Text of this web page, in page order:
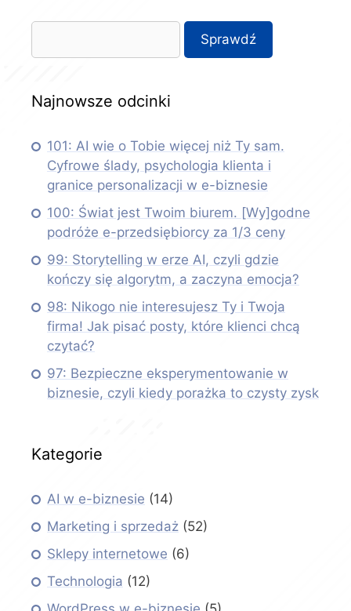
Najnowsze odcinki
101: AI wie o Tobie więcej niż Ty sam.
Cyfrowe ślady, psychologia klienta i
granice personalizacji w e-biznesie
100: Świat jest Twoim biurem. [Wy]godne
podróże e-przedsiębiorcy za 1/3 ceny
99: Storytelling w erze AI, czyli gdzie
kończy się algorytm, a zaczyna emocja?
98: Nikogo nie interesujesz Ty i Twoja
firma! Jak pisać posty, które klienci chcą
czytać?
97: Bezpieczne eksperymentowanie w
biznesie, czyli kiedy porażka to czysty zysk
Kategorie
AI w e-biznesie (14)
Marketing i sprzedaż (52)
Sklepy internetowe (6)
Technologia (12)